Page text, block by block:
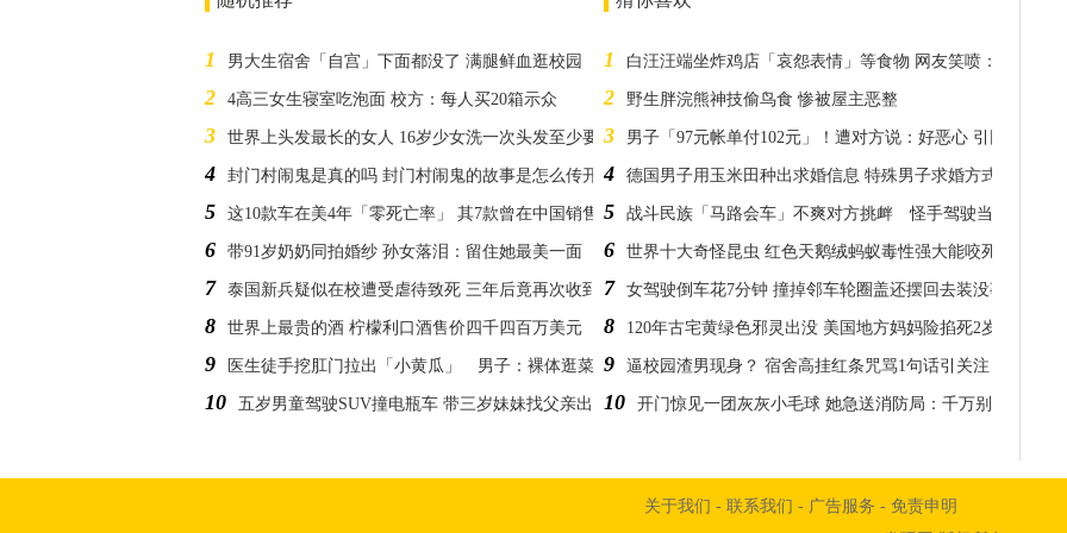
1 男大生宿舍「自宫」下面都没了 满腿鲜血逛校园
2 4高三女生寝室吃泡面 校方：每人买20箱示众
3 世界上头发最长的女人 16岁少女洗一次头发至少要一小时
4 封门村闹鬼是真的吗 封门村闹鬼的故事是怎么传开的
5 这10款车在美4年「零死亡率」 其7款曾在中国销售
6 带91岁奶奶同拍婚纱 孙女落泪：留住她最美一面
7 泰国新兵疑似在校遭受虐待致死 三年后竟再次收到征兵令
8 世界上最贵的酒 柠檬利口酒售价四千四百万美元
9 医生徒手挖肛门拉出「小黄瓜」 男子：裸体逛菜园跌倒
10 五岁男童驾驶SUV撞电瓶车 带三岁妹妹找父亲出事故引关注
1 白汪汪端坐炸鸡店「哀怨表情」等食物 网友笑喷：肚子很饿
2 野生胖浣熊神技偷鸟食 惨被屋主恶整
3 男子「97元帐单付102元」！遭对方说：好恶心 引网友热议
4 德国男子用玉米田种出求婚信息 特殊男子求婚方式走红网络
5 战斗民族「马路会车」不爽对方挑衅 怪手驾驶当街「拆车
6 世界十大奇怪昆虫 红色天鹅绒蚂蚁毒性强大能咬死动物
7 女驾驶倒车花7分钟 撞掉邻车轮圈盖还摆回去装没事
8 120年古宅黄绿色邪灵出没 美国地方妈妈险掐死2岁儿子
9 逼校园渣男现身？ 宿舍高挂红条咒骂1句话引关注
10 开门惊见一团灰灰小毛球 她急送消防局：千万别徒手抓！
关于我们 - 联系我们 - 广告服务 - 免责申明